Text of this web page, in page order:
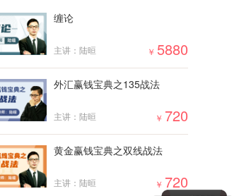
5m
02月17日0217货币
5m
02月16日0216货币
缠论
主讲：陆晅 ￥ 5880
外汇赢钱宝典之135战法
主讲：陆晅 ￥ 720
黄金赢钱宝典之双线战法
主讲：陆晅 ￥ 720